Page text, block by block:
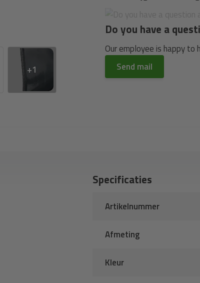
+1
Do you have a
Our employee is happy
Send mail
Specificaties
Artikelnummer
Afmeting
Kleur